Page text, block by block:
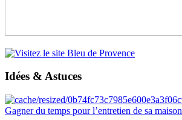
Idées & Astuces
Gagner du temps pour l’entretien de sa